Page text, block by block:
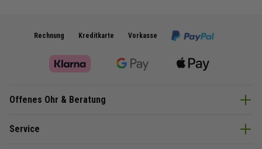
Rechnung Kreditkarte Vorkasse
Offenes Ohr & Beratung
Service